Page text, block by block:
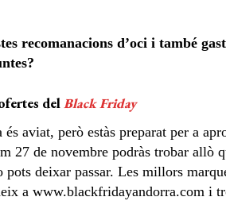
recomanacions d’oci i també
delBlack Friday
és aviat, però estàs preparat per a
27 de novembre podràs trobar allò
deixar passar. Les millors
a www.blackfridayandorra.com i